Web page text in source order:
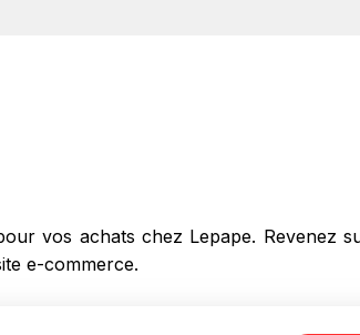
vos achats chez Lepape. Revenez
e-commerce.